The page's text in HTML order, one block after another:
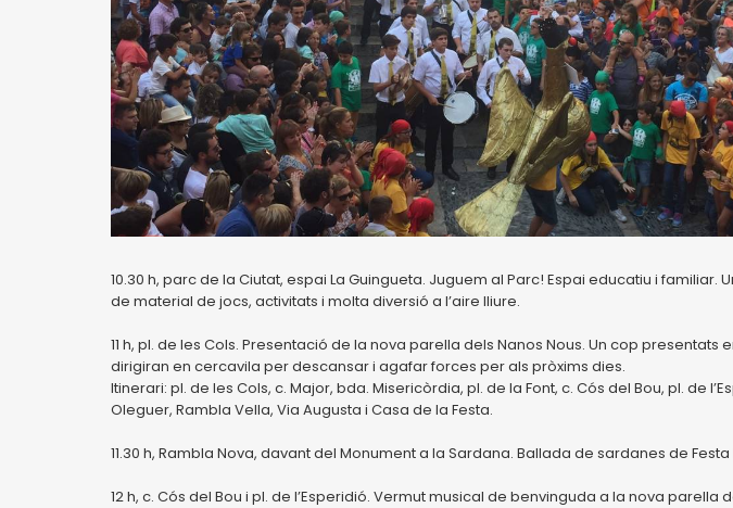
10.30 h, parc de la Ciutat, espai La Guingueta. Juguem al Parc! Espai educatiu i familiar.
de material de jocs, activitats i molta diversió a l’aire lliure.
11 h, pl. de les Cols. Presentació de la nova parella dels Nanos Nous. Un cop presentats
dirigiran en cercavila per descansar i agafar forces per als pròxims dies.
Itinerari: pl. de les Cols, c. Major, bda. Misericòrdia, pl. de la Font, c. Cós del Bou, pl. de
Oleguer, Rambla Vella, Via Augusta i Casa de la Festa.
11.30 h, Rambla Nova, davant del Monument a la Sardana. Ballada de sardanes de Festa
12 h, c. Cós del Bou i pl. de l’Esperidió. Vermut musical de benvinguda a la nova parella